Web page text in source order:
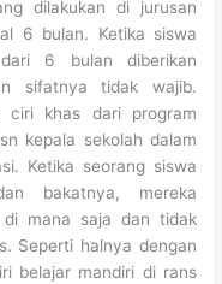
dilakukan di jurusan
6 bulan. Ketika siswa
6 bulan diberikan
sifatnya tidak wajib.
ciri khas dari program
kepala sekolah dalam
Ketika seorang siswa
bakatnya, mereka
di mana saja dan tidak
Seperti halnya dengan
belajar mandiri di rans